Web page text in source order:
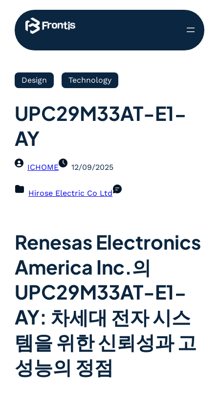
Design Technology
UPC29M33AT-E1-
AY
ICHOME 12/09/2025
Hirose Electric Co Ltd
Renesas Electronics
America Inc.의
UPC29M33AT-E1-
AY: 차세대 전자 시스
템을 위한 신뢰성과 고
성능의 정점